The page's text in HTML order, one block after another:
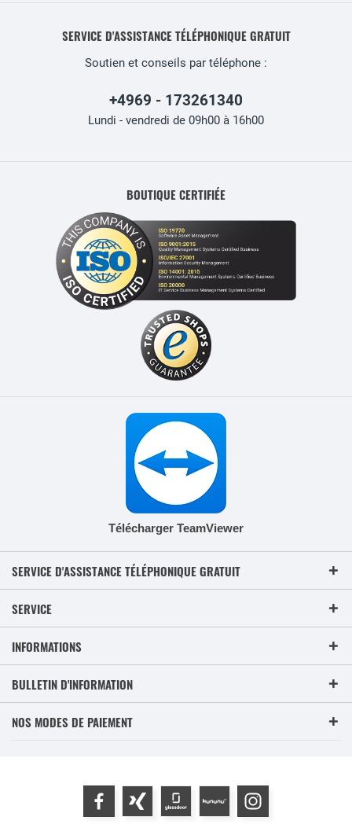
SERVICE D'ASSISTANCE TÉLÉPHONIQUE GRATUIT
Soutien et conseils par téléphone :
+4969 - 173261340
Lundi - vendredi de 09h00 à 16h00
BOUTIQUE CERTIFIÉE
Télécharger TeamViewer
SERVICE D'ASSISTANCE TÉLÉPHONIQUE GRATUIT
SERVICE
INFORMATIONS
BULLETIN D'INFORMATION
NOS MODES DE PAIEMENT